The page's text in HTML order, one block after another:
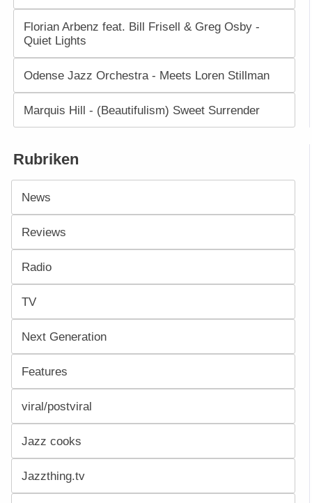
Florian Arbenz feat. Bill Frisell & Greg Osby -
Quiet Lights
Odense Jazz Orchestra - Meets Loren Stillman
Marquis Hill - (Beautifulism) Sweet Surrender
Rubriken
News
Reviews
Radio
TV
Next Generation
Features
viral/postviral
Jazz cooks
Jazzthing.tv